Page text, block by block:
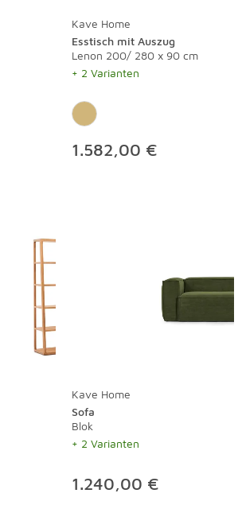
Kave Home
Esstisch mit Auszug
Lenon 200/ 280 x 90 cm
+ 2 Varianten
1.582,00 €
Kave Home
Sofa
Blok
+ 2 Varianten
1.240,00 €